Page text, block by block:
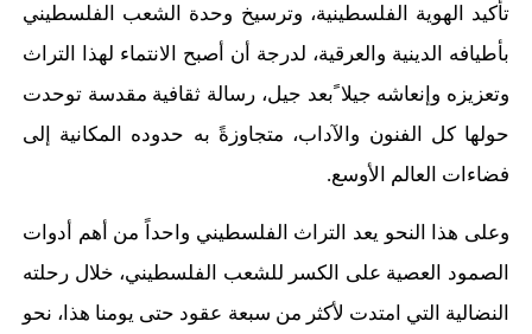
تأكيد الهوية الفلسطينية، وترسيخ وحدة الشعب الفلسطيني
بأطيافه الدينية والعرقية، لدرجة أن أصبح الانتماء لهذا التراث
وتعزيزه وإنعاشه جيلا ًبعد جيل، رسالة ثقافية مقدسة توحدت
حولها كل الفنون والآداب، متجاوزةً به حدوده المكانية إلى
فضاءات العالم الأوسع.
وعلى هذا النحو يعد التراث الفلسطيني واحداً من أهم أدوات
الصمود العصية على الكسر للشعب الفلسطيني، خلال رحلته
النضالية التي امتدت لأكثر من سبعة عقود حتى يومنا هذا، نحو